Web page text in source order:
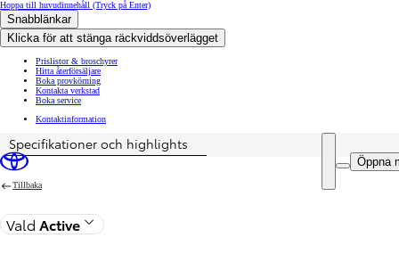
Hoppa till huvudinnehåll (Tryck på Enter)
Snabblänkar
Klicka för att stänga räckviddsöverlägget
Prislistor & broschyrer
Hitta återförsäljare
Boka provkörning
Kontakta verkstad
Boka service
Kontaktinformation
Öppna
Pris uppdaterat Priset för din konfiguration är 324 900 kr
Specifikationer och highlights
Tillbaka
Vald Active